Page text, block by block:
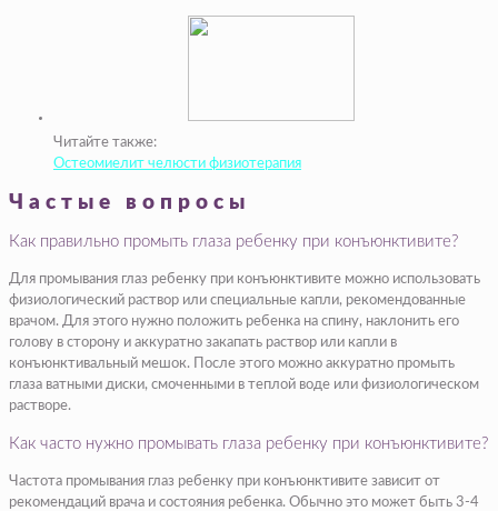
Читайте также:
Остеомиелит челюсти физиотерапия
Частые вопросы
Как правильно промыть глаза ребенку при конъюнктивите?
Для промывания глаз ребенку при конъюнктивите можно использовать
физиологический раствор или специальные капли, рекомендованные
врачом. Для этого нужно положить ребенка на спину, наклонить его
голову в сторону и аккуратно закапать раствор или капли в
конъюнктивальный мешок. После этого можно аккуратно промыть
глаза ватными диски, смоченными в теплой воде или физиологическом
растворе.
Как часто нужно промывать глаза ребенку при конъюнктивите?
Частота промывания глаз ребенку при конъюнктивите зависит от
рекомендаций врача и состояния ребенка. Обычно это может быть 3-4